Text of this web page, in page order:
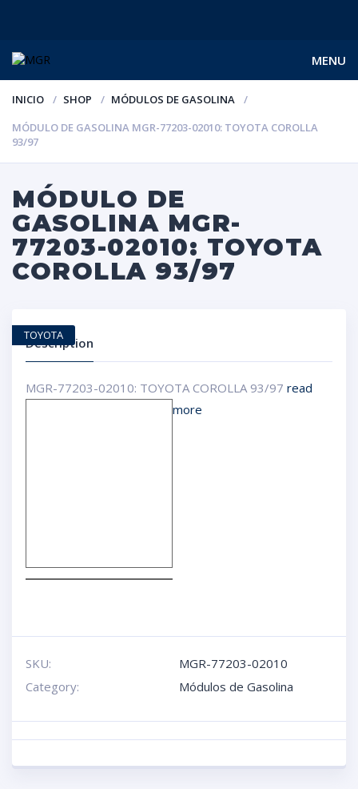
MENU
INICIO SHOP
MÓDULOS DE GASOLINA
MÓDULO DE GASOLINA MGR-77203-02010: TOYOTA COROLLA
93/97
MÓDULO DE
GASOLINA MGR-
77203-02010: TOYOTA
COROLLA 93/97
Description
MGR-77203-02010: TOYOTA COROLLA 93/97 read
more
SKU:
MGR-77203-02010
Category:
Módulos de Gasolina
TOYOTA